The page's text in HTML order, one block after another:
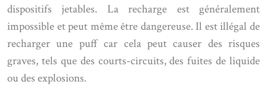
dispositifs jetables. La recharge est généralement
impossible et peut même être dangereuse. Il est illégal de
recharger une puff car cela peut causer des risques
graves, tels que des courts-circuits, des fuites de liquide
ou des explosions.